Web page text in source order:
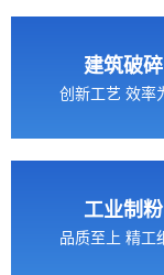
建筑破碎
创新工艺 效率
工业制粉
品质至上 精工